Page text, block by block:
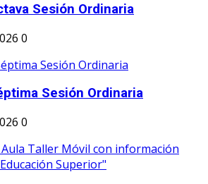
Sesión Ordinaria
0
Sesión Ordinaria
0